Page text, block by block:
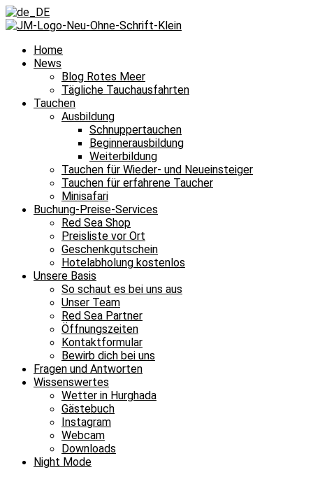
Home
News
Blog Rotes Meer
Tägliche Tauchausfahrten
Tauchen
Ausbildung
Schnuppertauchen
Beginnerausbildung
Weiterbildung
Tauchen für Wieder- und Neueinsteiger
Tauchen für erfahrene Taucher
Minisafari
Buchung-Preise-Services
Red Sea Shop
Preisliste vor Ort
Geschenkgutschein
Hotelabholung kostenlos
Unsere Basis
So schaut es bei uns aus
Unser Team
Red Sea Partner
Öffnungszeiten
Kontaktformular
Bewirb dich bei uns
Fragen und Antworten
Wissenswertes
Wetter in Hurghada
Gästebuch
Instagram
Webcam
Downloads
Night Mode